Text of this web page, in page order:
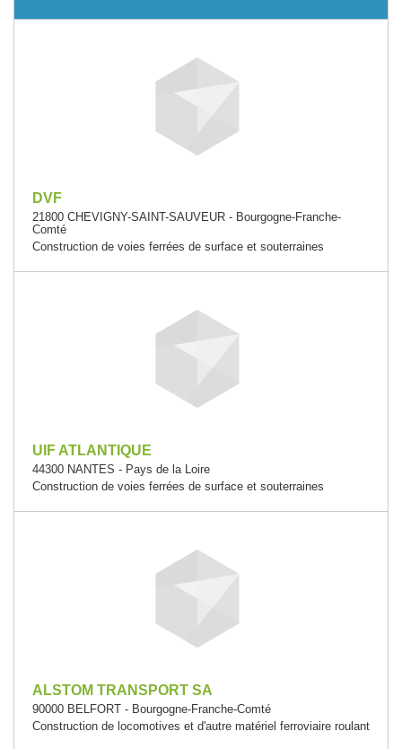
DVF
21800 CHEVIGNY-SAINT-SAUVEUR - Bourgogne-Franche-
Comté
Construction de voies ferrées de surface et souterraines
UIF ATLANTIQUE
44300 NANTES - Pays de la Loire
Construction de voies ferrées de surface et souterraines
ALSTOM TRANSPORT SA
90000 BELFORT - Bourgogne-Franche-Comté
Construction de locomotives et d'autre matériel ferroviaire roulant